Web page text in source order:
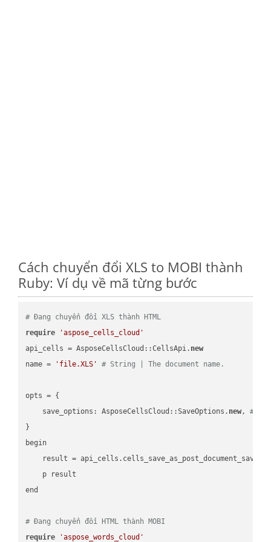
Cách chuyển đổi XLS to MOBI thành
Ruby: Ví dụ về mã từng bước
# Đang chuyển đổi XLS thành HTML
require
'aspose_cells_cloud'
api_cells = AsposeCellsCloud::CellsApi. new
name =
'file.XLS' # String | The document name.
opts = {
    save_options: AsposeCellsCloud::SaveOptions.
new, #
}
begin
result =
    p result
end
# Đang chuyển đổi HTML thành MOBI
require
'aspose_words_cloud'